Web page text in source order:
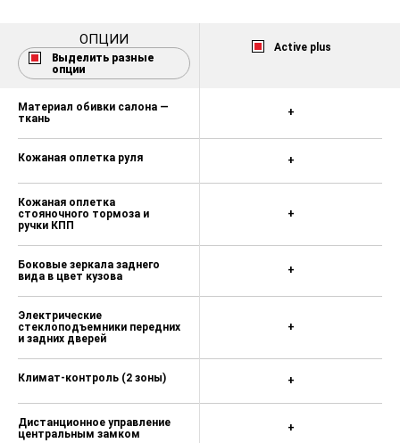
ОПЦИИ
Выделить разные
опции
Active plus
Материал обивки салона —
ткань
Кожаная оплетка руля
Кожаная оплетка
стояночного тормоза и
ручки КПП
Боковые зеркала заднего
вида в цвет кузова
Электрические
стеклоподъемники передних
и задних дверей
Климат-контроль (2 зоны)
Дистанционное управление
центральным замком
+
+
+
+
+
+
+